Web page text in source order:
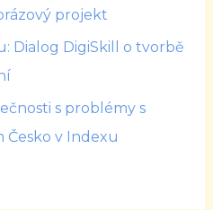
projekt
Dialog DigiSkill o tvorbě
s problémy s
Česko v Indexu